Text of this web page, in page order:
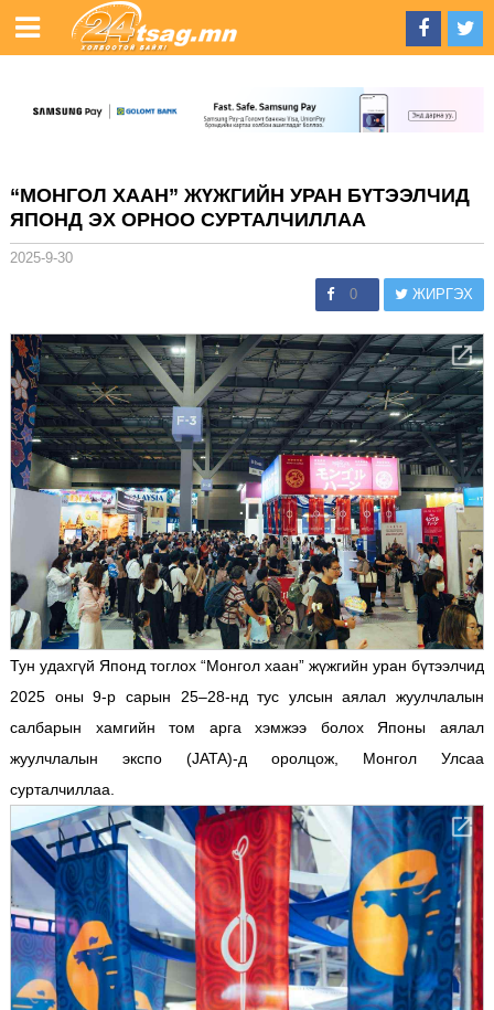
“МОНГОЛ ХААН” ЖҮЖГИЙН УРАН БҮТЭЭЛЧИД
ЯПОНД ЭХ ОРНОО СУРТАЛЧИЛЛАА
2025-9-30
0 ЖИРГЭХ
Тун удахгүй Японд тоглох “Монгол хаан” жүжгийн уран бүтээлчид
2025 оны 9-р сарын 25–28-нд тус улсын аялал жуулчлалын
салбарын хамгийн том арга хэмжээ болох Японы аялал
жуулчлалын экспо (JATA)-д оролцож, Монгол Улсаа
сурталчиллаа.